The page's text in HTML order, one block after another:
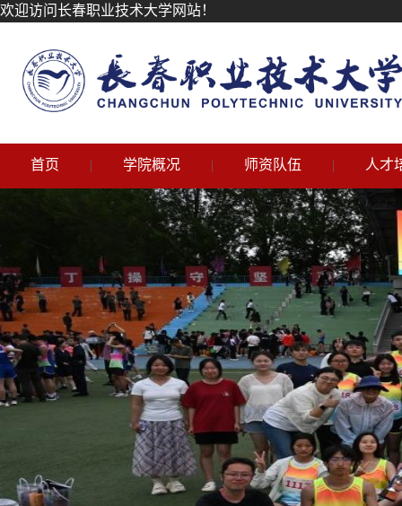
欢迎访问长春职业技术大学网站！
首页 | 学院概况 | 师资队伍 | 人才